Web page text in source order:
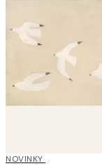
NOVINKY